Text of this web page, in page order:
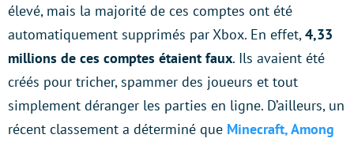
élevé, mais la majorité de ces comptes ont été
automatiquement supprimés par Xbox. En effet,4,33
millions de ces comptes étaient faux. Ils avaient été
créés pour tricher, spammer des joueurs et tout
simplement déranger les parties en ligne. D’ailleurs, un
récent classement a déterminé que Minecraft, Among